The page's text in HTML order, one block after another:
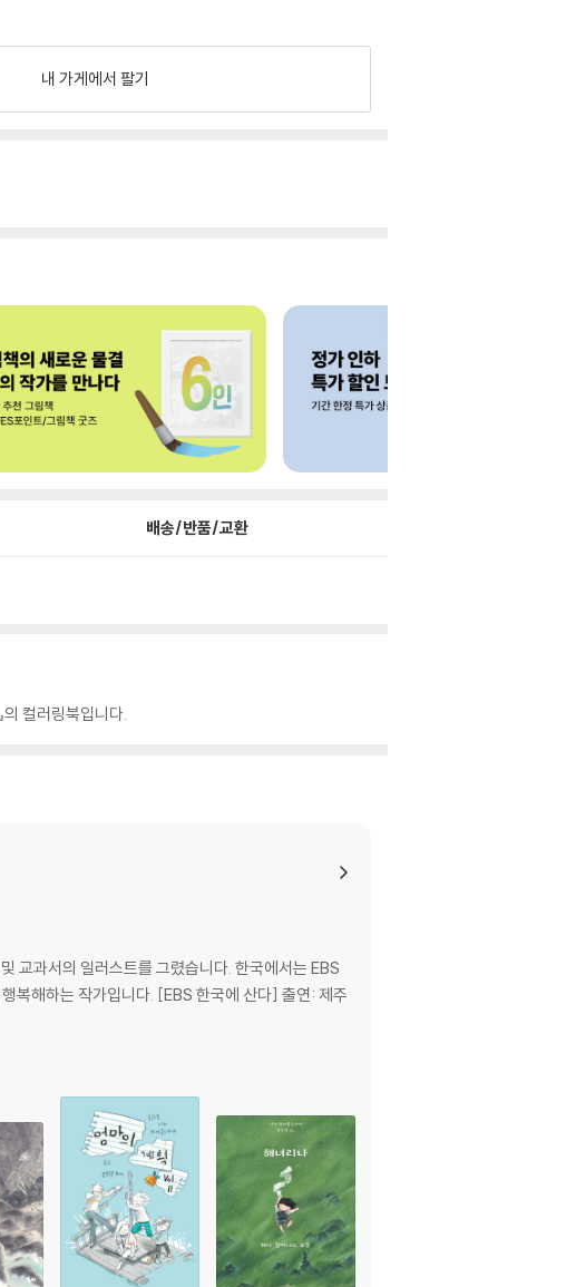
내 가게에서 팔기
배송/반품/교환
컬러링북입니다.
교과서의 일러스트를 그렸습니다. 한국에서는 EBS
복해하는 작가입니다. [EBS 한국에 산다] 출연: 제주